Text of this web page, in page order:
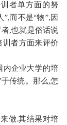
者单方面的努
而不是“物”,因
,也就是俗话说
训者方面来评价
内企业大学的培
传统。那么,怎
做.其结果对培